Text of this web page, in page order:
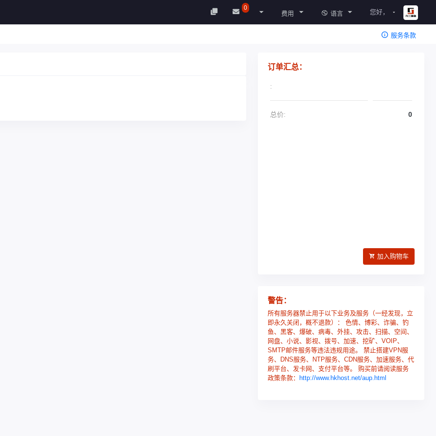
0
费用 语言 您好，
服务条款
订单汇总：
:
总价: 0
加入购物车
警告：
所有服务器禁止用于以下业务及服务（一经发现，立
即永久关闭，概不退款）： 色情、博彩、诈骗、钓
鱼、黑客、爆破、病毒、外挂、攻击、扫描、空间、
网盘、小说、影视、拨号、加速、挖矿、VOIP、
SMTP邮件服务等违法违规用途。 禁止搭建VPN服
务、DNS服务、NTP服务、CDN服务、加速服务、代
刷平台、发卡网、支付平台等。 购买前请阅读服务
政策条款：
http://www.hkhost.net/aup.html